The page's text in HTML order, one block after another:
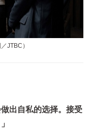
JTBC）
出自私的选择。接受